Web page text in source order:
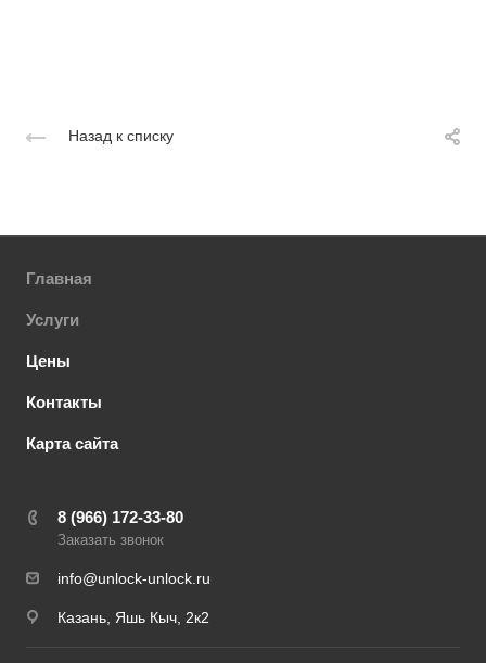
Назад к списку
Главная
Услуги
Цены
Контакты
Карта сайта
8 (966) 172-33-80
Заказать звонок
info@unlock-unlock.ru
Казань, Яшь Кыч, 2к2